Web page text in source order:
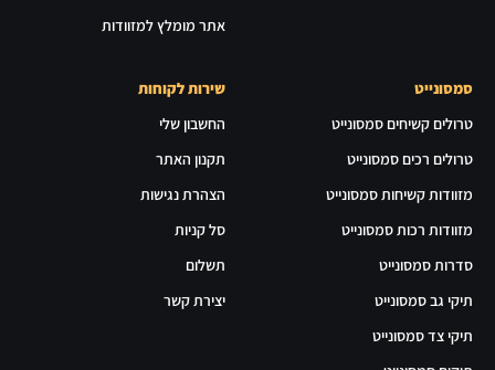
אתר מומלץ למזוודות
סמסונייט
טרולים קשיחים סמסונייט
טרולים רכים סמסונייט
מזוודות קשיחות סמסונייט
מזוודות רכות סמסונייט
סדרות סמסונייט
תיקי גב סמסונייט
תיקי צד סמסונייט
שירות לקוחות
החשבון שלי
תקנון האתר
הצהרת נגישות
סל קניות
תשלום
יצירת קשר